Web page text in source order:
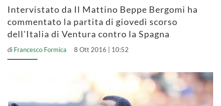
Intervistato da Il Mattino Beppe Bergomi ha
commentato la partita di giovedì scorso
dell'Italia di Ventura contro la Spagna
di Francesco Formica 8 Ott 2016 | 10:52